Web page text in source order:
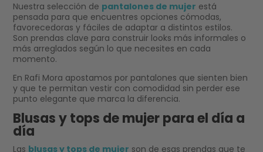
Nuestra selección de pantalones de mujer está
pensada para que encuentres opciones cómodas,
favorecedoras y fáciles de adaptar a distintos estilos.
Son prendas clave para construir looks más informales o
más arreglados según lo que necesites en cada
momento.
En Rafi Mora apostamos por pantalones que sienten bien
y que te permitan vestir con comodidad sin perder ese
punto elegante que marca la diferencia.
Blusas y tops de mujer para el día a
día
Las blusas y tops de mujer son de esas prendas que te